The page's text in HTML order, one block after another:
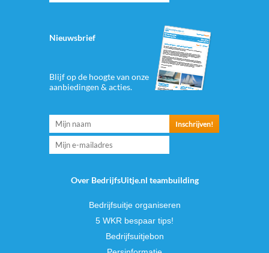
Nieuwsbrief
Blijf op de hoogte van onze
aanbiedingen & acties.
Over BedrijfsUitje.nl teambuilding
Bedrijfsuitje organiseren
5 WKR bespaar tips!
Bedrijfsuitjebon